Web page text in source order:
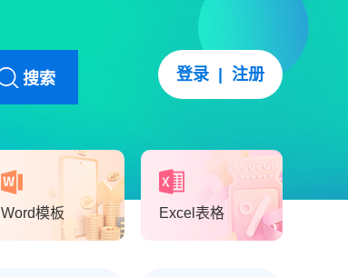
搜索 登录 注册
Word模板 Excel表格